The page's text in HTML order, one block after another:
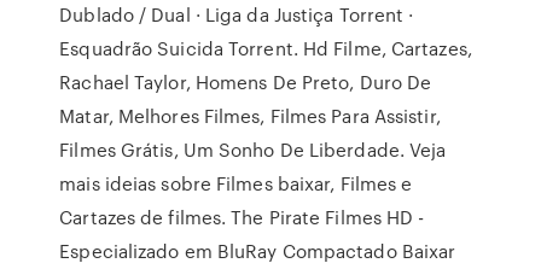
Dublado / Dual · Liga da Justiça Torrent ·
Esquadrão Suicida Torrent. Hd Filme, Cartazes,
Rachael Taylor, Homens De Preto, Duro De
Matar, Melhores Filmes, Filmes Para Assistir,
Filmes Grátis, Um Sonho De Liberdade. Veja
mais ideias sobre Filmes baixar, Filmes e
Cartazes de filmes. The Pirate Filmes HD -
Especializado em BluRay Compactado Baixar